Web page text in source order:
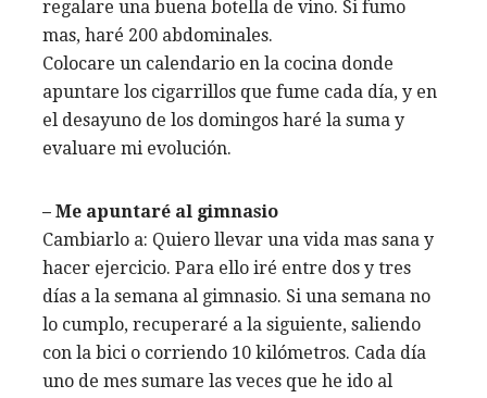
regalare una buena botella de vino. Si fumo
mas, haré 200 abdominales.
Colocare un calendario en la cocina donde
apuntare los cigarrillos que fume cada día, y en
el desayuno de los domingos haré la suma y
evaluare mi evolución.
– Me apuntaré al gimnasio
Cambiarlo a: Quiero llevar una vida mas sana y
hacer ejercicio. Para ello iré entre dos y tres
días a la semana al gimnasio. Si una semana no
lo cumplo, recuperaré a la siguiente, saliendo
con la bici o corriendo 10 kilómetros. Cada día
uno de mes sumare las veces que he ido al